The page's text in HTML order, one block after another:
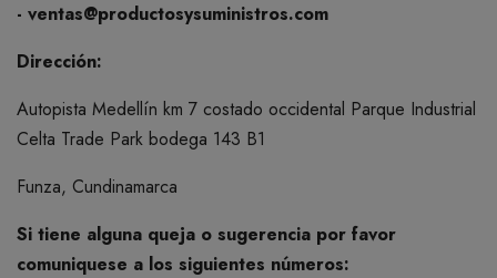
SEGURIDAD INDUSTRIAL
TECNOLOGÍA
MOBILIARIO
BOTIQUÍN
- ventas@productosysuministros.com
Dirección:
Autopista Medellín km 7 costado occidental Parque Industrial
Celta Trade Park bodega 143 B1
Funza, Cundinamarca
Si tiene alguna queja o sugerencia por favor
comuniquese a los siguientes números: